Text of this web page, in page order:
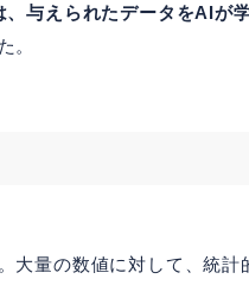
、与えられたデータをAIが
。
大量の数値に対して、統計